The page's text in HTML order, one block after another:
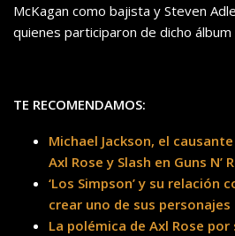
McKagan como bajista y Steven
quienes participaron de dicho
TE RECOMENDAMOS:
Michael Jackson, el
Axl Rose y Slash en Guns N’
‘Los Simpson’ y su relación
crear uno de sus personajes
La polémica de Axl Rose